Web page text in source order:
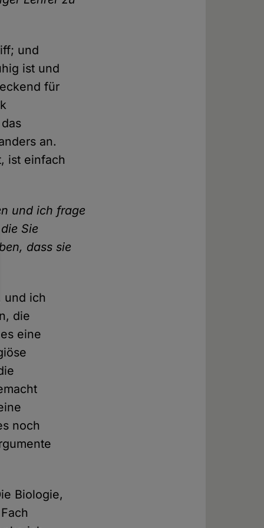
und
ist und
für
an.
ist einfach
und ich frage
Sie
dass sie
und ich
die
eine
noch
Biologie,